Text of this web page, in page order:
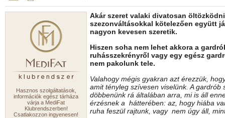
Hasznos szolgáltatások,
információk egész tárháza
várja a MediFat
Klubrendszerben!
Csatlakozzon ingyenesen!
Akár szeret valaki divatosan
szezonváltásokkal kötelezően együtt
nagyon kevesen szeretik.
Hiszen soha nem lehet akkora a
ruhásszekrényről vagy egy egész
nem pakolunk tele.
Valahogy mégis gyakran azt érezzük,
amit tényleg szívesen viselünk. A gardrób
döbbenünk rá általában arra, mi is áll
érzésnek a hátterében: az, hogy hiába
ruha feszül rajtunk, vagy nem úgy áll,